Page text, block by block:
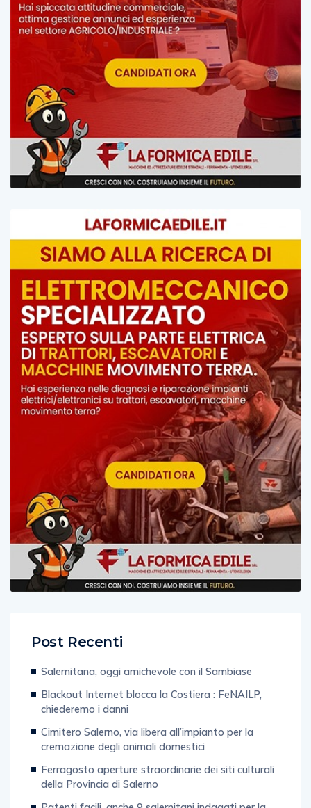
Post Recenti
Salernitana, oggi amichevole con il Sambiase
Blackout Internet blocca la Costiera : FeNAILP,
chiederemo i danni
Cimitero Salerno, via libera all’impianto per la
cremazione degli animali domestici
Ferragosto aperture straordinarie dei siti culturali
della Provincia di Salerno